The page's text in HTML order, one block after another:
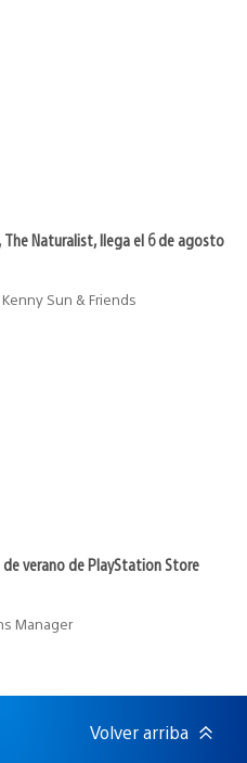
Naturalist, llega el 6 de agosto
Sun & Friends
de verano de PlayStation Store
Manager
Volver arriba